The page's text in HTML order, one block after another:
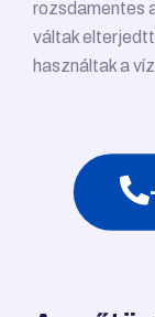
rozsdamentes
váltak
használtak a